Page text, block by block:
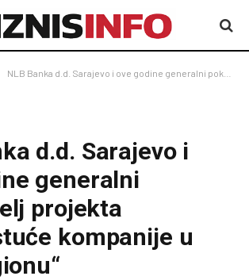
NLB Banka d.d. Sarajevo i ove godine generalni pokrovitelj projekta „Brzorastuće kompanije u BiH i regionu“
d.d. Sarajevo i
generalni
projekta
kompanije u